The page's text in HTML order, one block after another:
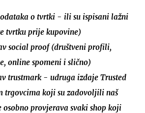
o tvrtki - ili su ispisani lažni
tvrtku prije kupovine)
social proof (društveni profili,
online spomeni i slično)
trustmark - udruga izdaje Trusted
trgovcima koji su zadovoljili naš
osobno provjerava svaki shop koji